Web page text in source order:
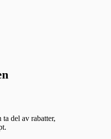
del av rabatter,